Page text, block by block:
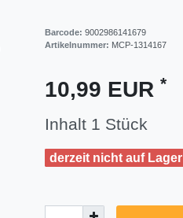
Barcode: 9002986141679
Artikelnummer: MCP-1314167
10,99 EUR *
Inhalt 1 Stück
derzeit nicht auf Lager